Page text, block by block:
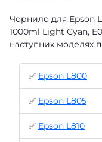
Чорнило для Epson
1000ml Light Cyan,
наступних моделях
✅ Epson L800
✅ Epson L805
✅ Epson L810